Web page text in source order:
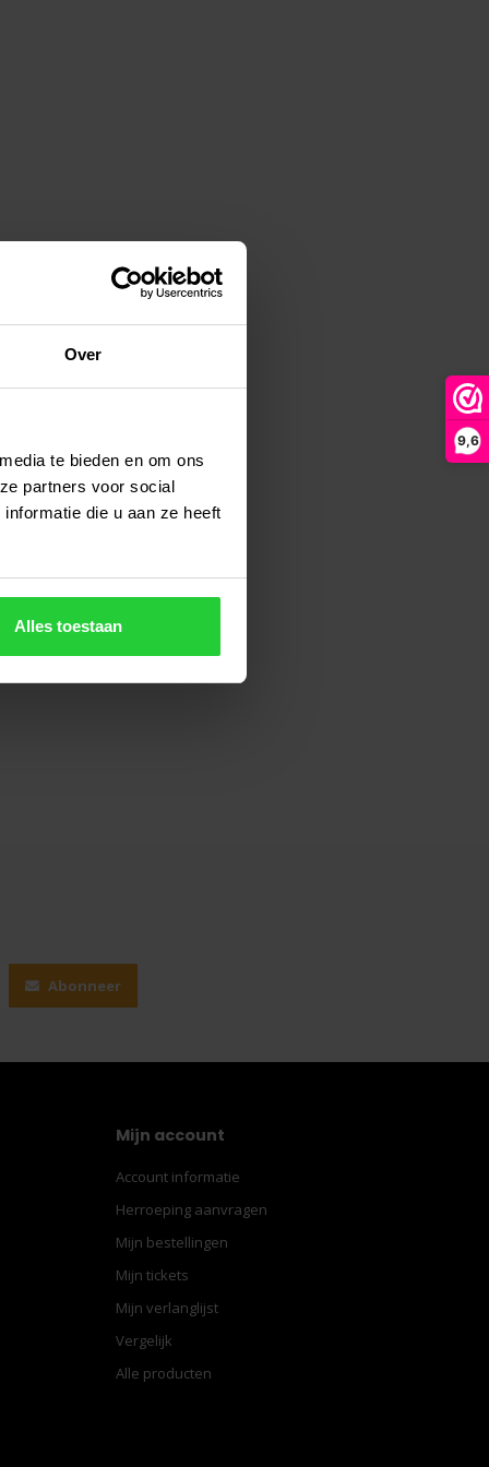
Over
te bieden en om ons
partners voor social
die u aan ze heeft
Alles toestaan
9,6
Abonneer
Mijn account
Account informatie
Herroeping aanvragen
Mijn bestellingen
Mijn tickets
Mijn verlanglijst
Vergelijk
Alle producten